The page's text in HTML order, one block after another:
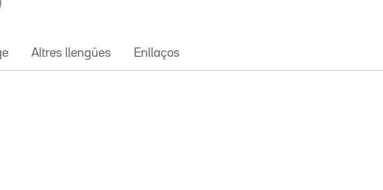
Altres llengües Enllaços